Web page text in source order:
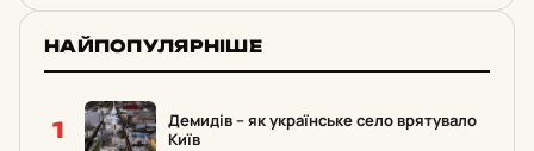
НАЙПОПУЛЯРНІШЕ
1
Демидів – як українське село врятувало
Київ